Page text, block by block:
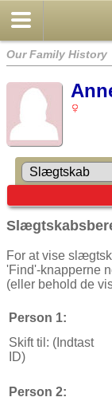
Our Family History
For at vise
'Find'-knapperne
(eller behold de
Person 1:
Skift til: (Indtast
ID)
Person 2: